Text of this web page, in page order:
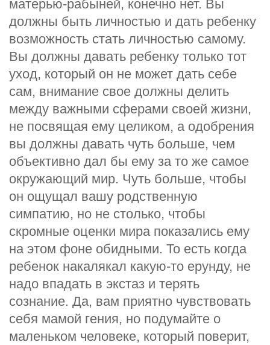
матерью-рабыней, конечно нет. Вы
должны быть личностью и дать ребенку
возможность стать личностью самому.
Вы должны давать ребенку только тот
уход, который он не может дать себе
сам, внимание свое должны делить
между важными сферами своей жизни,
не посвящая ему целиком, а одобрения
вы должны давать чуть больше, чем
объективно дал бы ему за то же самое
окружающий мир. Чуть больше, чтобы
он ощущал вашу родственную
симпатию, но не столько, чтобы
скромные оценки мира показались ему
на этом фоне обидными. То есть когда
ребенок накалякал какую-то ерунду, не
надо впадать в экстаз и терять
сознание. Да, вам приятно чувствовать
себя мамой гения, но подумайте о
маленьком человеке, который поверит,